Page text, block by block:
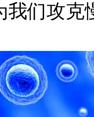
们攻克